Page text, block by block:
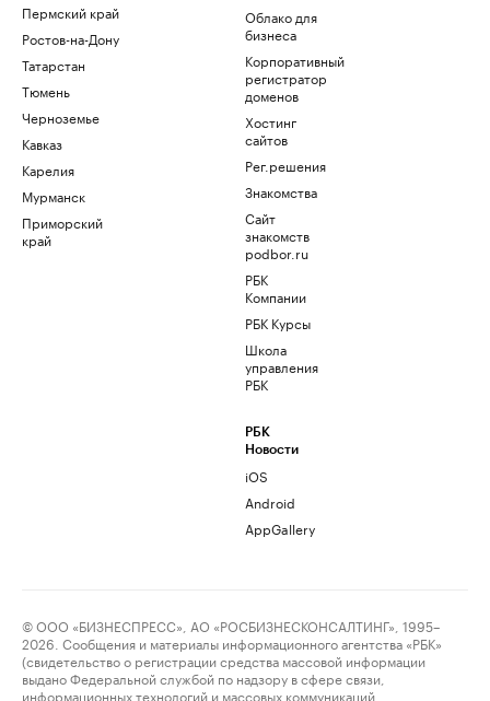
Пермский край
Ростов-на-Дону
Татарстан
Тюмень
Черноземье
Кавказ
Карелия
Мурманск
Приморский
край
Облако для
бизнеса
Корпоративный
регистратор
доменов
Хостинг
сайтов
Рег.решения
Знакомства
Сайт
знакомств
podbor.ru
РБК
Компании
РБК Курсы
Школа
управления
РБК
РБК
Новости
iOS
Android
AppGallery
© ООО «БИЗНЕСПРЕСС», АО «РОСБИЗНЕСКОНСАЛТИНГ», 1995–
2026. Сообщения и материалы информационного агентства «РБК»
(свидетельство о регистрации средства массовой информации
выдано Федеральной службой по надзору в сфере связи,
информационных технологий и массовых коммуникаций